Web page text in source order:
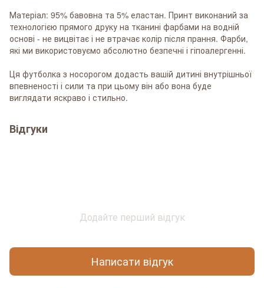
Матеріал: 95% бавовна та 5% еластан. Принт виконаний за
технологією прямого друку на тканині фарбами на водній
основі - не вицвітає і не втрачає колір після прання. Фарби,
які ми використовуємо абсолютно безпечні і гіпоалергенні.
Ця футболка з носорогом додасть вашій дитині внутрішньої
впевненості і сили та при цьому він або вона буде
виглядати яскраво і стильно.
Відгуки
Додайте перший відгук
Написати відгук